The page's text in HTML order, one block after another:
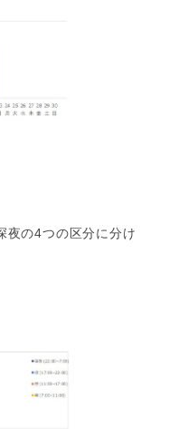
夜の4つの区分に分け